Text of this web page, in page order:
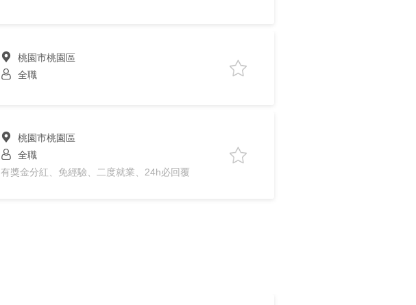
桃園市桃園區
全職
桃園市桃園區
全職
有獎金分紅、免經驗、二度就業、24h必回覆